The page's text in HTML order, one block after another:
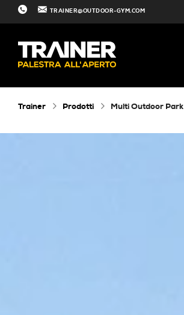
TRAINER@OUTDOOR-GYM.COM
Trainer Prodotti Multi Outdoor Park